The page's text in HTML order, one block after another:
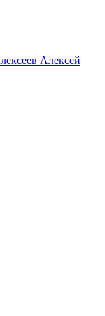
Алексей